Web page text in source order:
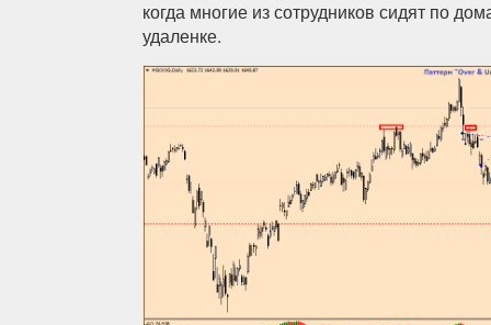
когда многие из сотрудников сидят по
удаленке.